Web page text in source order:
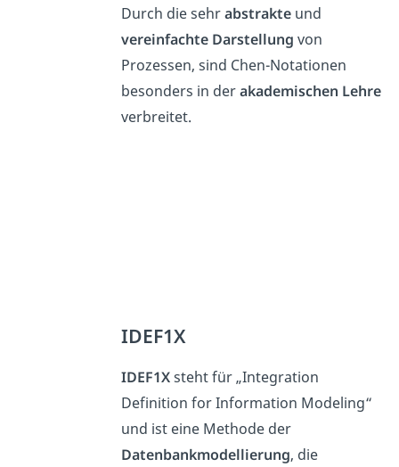
Durch die sehrabstrakteund
vereinfachte Darstellung von
Prozessen, sind Chen-Notationen
besonders in derakademischen Lehre
verbreitet.
IDEF1X
IDEF1Xsteht für „Integration
Definition for Information Modeling“
und ist eine Methode der
Datenbankmodellierung, die